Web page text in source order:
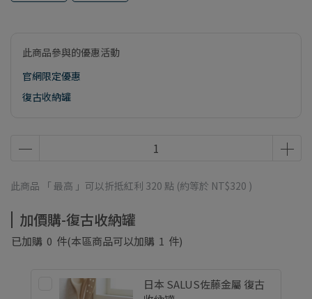
此商品參與的優惠活動
官網限定優惠
復古收納罐
此商品 「 最高 」可以折抵紅利 320 點 (約等於 NT$320 )
加價購-復古收納罐
已加購 0 件(本區商品可以加購 1 件)
日本 SALUS佐藤金屬 復古